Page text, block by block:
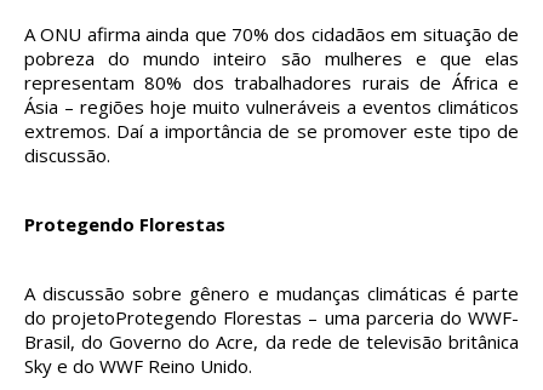
A ONU afirma ainda que 70% dos cidadãos em situação de
pobreza do mundo inteiro são mulheres e que elas
representam 80% dos trabalhadores rurais de África e
Ásia – regiões hoje muito vulneráveis a eventos climáticos
extremos. Daí a importância de se promover este tipo de
discussão.
Protegendo Florestas
A discussão sobre gênero e mudanças climáticas é parte
do projetoProtegendo Florestas – uma parceria do WWF-
Brasil, do Governo do Acre, da rede de televisão britânica
Sky e do WWF Reino Unido.